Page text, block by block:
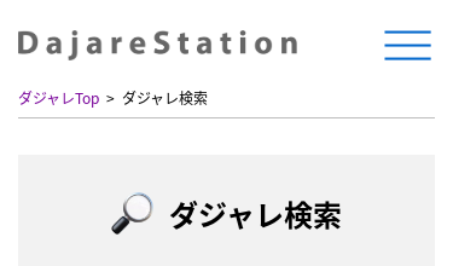
ダジャレTop ダジャレ検索
ダジャレ検索